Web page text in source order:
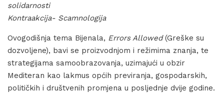
solidarnosti
Kontraakcija- Scamnologija
Ovogodišnja tema Bijenala, Errors Allowed(Greške su
dozvoljene), bavi se proizvodnjom i režimima znanja, te
strategijama samoobrazovanja, uzimajući u obzir
Mediteran kao lakmus općih previranja, gospodarskih,
političkih i društvenih promjena u posljednje dvije godine.